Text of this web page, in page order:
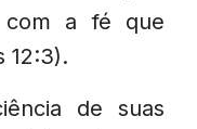
com a fé que
12:3).
de suas